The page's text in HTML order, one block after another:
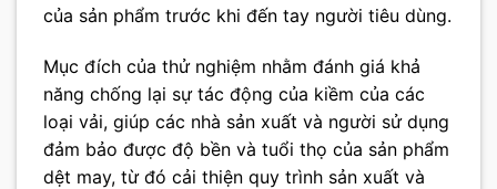
của sản phẩm trước khi đến tay người tiêu dùng.
Mục đích của thử nghiệm nhằm đánh giá khả
năng chống lại sự tác động của kiềm của các
loại vải, giúp các nhà sản xuất và người sử dụng
đảm bảo được độ bền và tuổi thọ của sản phẩm
dệt may, từ đó cải thiện quy trình sản xuất và